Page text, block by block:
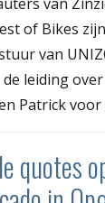
of Bikes
van
de leiding
Patrick voor
quotes